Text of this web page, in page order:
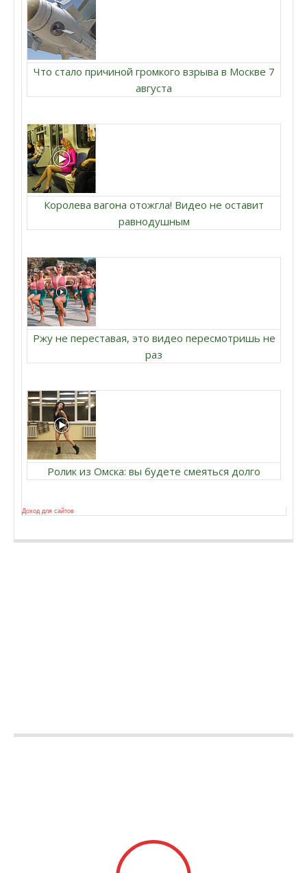
Что стало причиной громкого взрыва в Москве 7
августа
Королева вагона отожгла! Видео не оставит
равнодушным
Ржу не переставая, это видео пересмотришь не
раз
Ролик из Омска: вы будете смеяться долго
Доход для сайтов